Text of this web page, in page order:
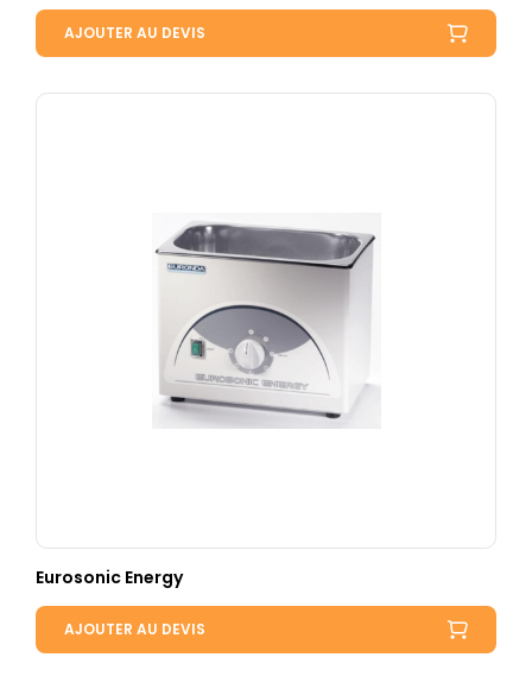
AJOUTER AU DEVIS
Eurosonic Energy
AJOUTER AU DEVIS